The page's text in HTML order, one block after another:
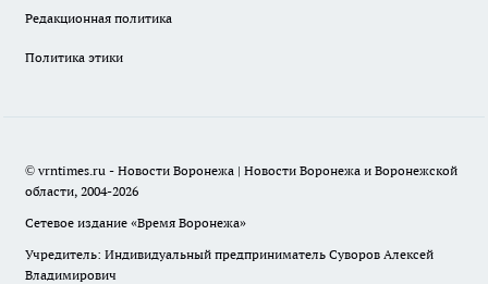
Редакционная политика
Политика этики
© vrntimes.ru - Новости Воронежа | Новости Воронежа и Воронежской
области, 2004-2026
Сетевое издание «Время Воронежа»
Учредитель: Индивидуальный предприниматель Суворов Алексей
Владимирович